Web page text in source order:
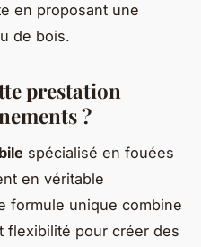
en proposant une
de bois.
prestation
?
spécialisé en fouées
en véritable
formule unique combine
flexibilité pour créer des